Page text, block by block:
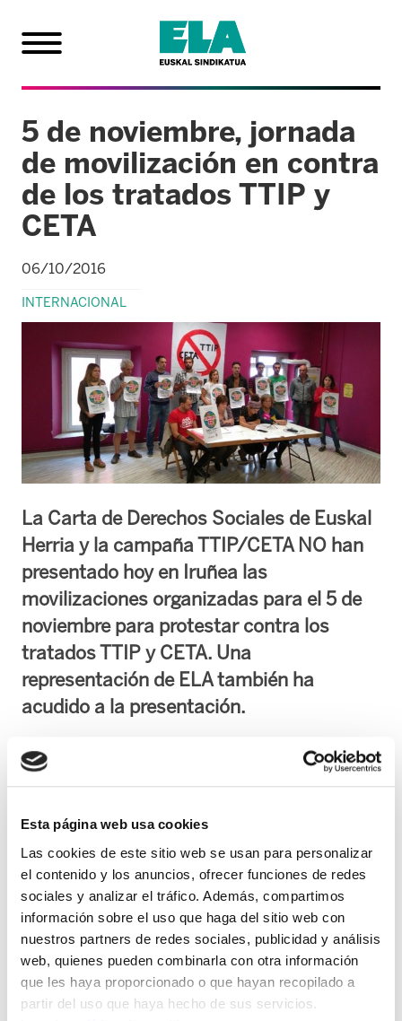
Esta página web usa cookies
Las cookies de este sitio web se usan para personalizar
el contenido y los anuncios, ofrecer funciones de redes
sociales y analizar el tráfico. Además, compartimos
información sobre el uso que haga del sitio web con
nuestros partners de redes sociales, publicidad y análisis
web, quienes pueden combinarla con otra información
que les haya proporcionado o que hayan recopilado a
partir del uso que haya hecho de sus servicios.
5 de noviembre, jornada
de movilización en contra
de los tratados TTIP y
CETA
06/10/2016
INTERNACIONAL
La Carta de Derechos Sociales de Euskal
Herria y la campaña TTIP/CETA NO han
presentado hoy en Iruñea las
movilizaciones organizadas para el 5 de
noviembre para protestar contra los
tratados TTIP y CETA. Una
representación de ELA también ha
acudido a la presentación.
Bajo el lema ‘Herriek erabaki. Defendamos
salir a la calle y movilizarse en contra de estos
tratados de libre comercio. Las movilizaciones
serán en las capitales de Hego Euskal Herria.
Según han destacado representantes de ambas
iniciativas, es imprescindible eliminar este tipo
de tratados comerciales internacionales, cuyo
único objetivo es defender al capital financiero